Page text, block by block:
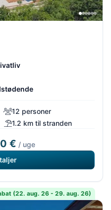
12 personer
1.2 km til stranden
€ / uge
(22. aug. 26 - 29. aug. 26)